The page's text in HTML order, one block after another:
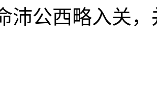
沛公西略入关